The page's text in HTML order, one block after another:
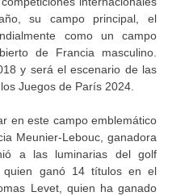
su campo principal, el
como un campo
de Francia masculino.
y será el escenario de las
Juegos de París 2024.
en este campo emblemático
Meunier-Lebouc, ganadora
a las luminarias del golf
quien ganó 14 títulos en el
Levet, quien ha ganado